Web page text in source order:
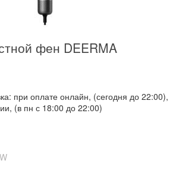
фен DEERMA
при оплате онлайн, (сегодня до 22:00),
(в пн с 18:00 до 22:00)